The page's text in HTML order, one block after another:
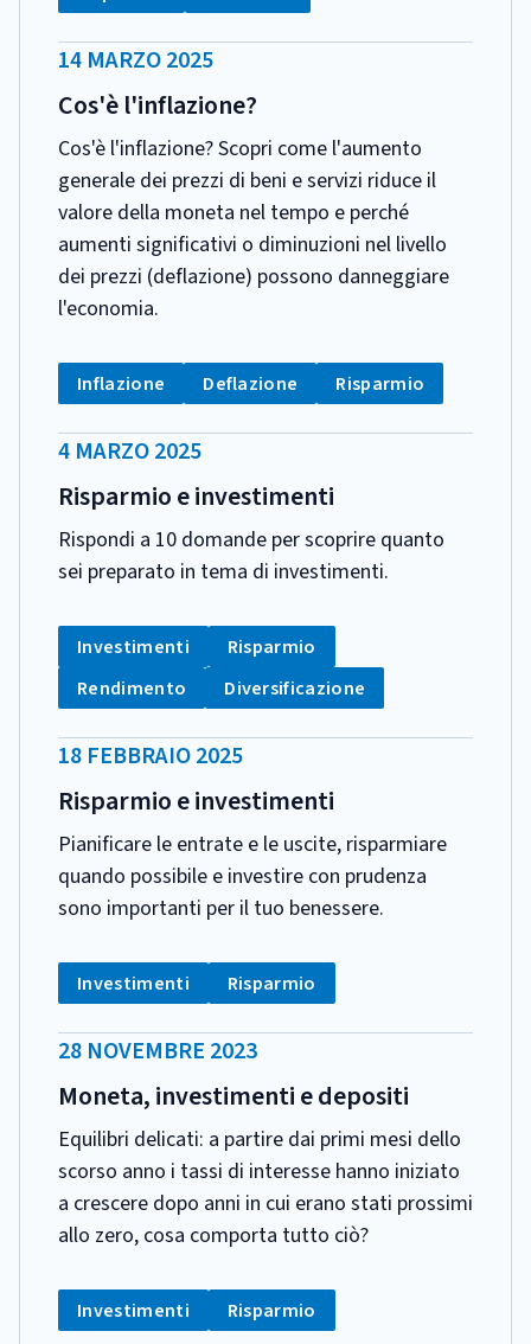
DATA
PUBBLICAZIONE:
14 MARZO 2025
Cos'è l'inflazione?
Cos'è l'inflazione? Scopri come l'aumento
generale dei prezzi di beni e servizi riduce il
valore della moneta nel tempo e perché
aumenti significativi o diminuzioni nel livello
dei prezzi (deflazione) possono danneggiare
l'economia.
CATEGORIA:
Tag:
Inflazione Tag:
Deflazione Tag:
Risparmio
DATA
PUBBLICAZIONE:
4 MARZO 2025
Risparmio e investimenti
Rispondi a 10 domande per scoprire quanto
sei preparato in tema di investimenti.
CATEGORIA:
Tag:
Investimenti Tag:
Risparmio
Tag:
Rendimento Tag:
Diversificazione
DATA
PUBBLICAZIONE:
18 FEBBRAIO 2025
Risparmio e investimenti
Pianificare le entrate e le uscite, risparmiare
quando possibile e investire con prudenza
sono importanti per il tuo benessere.
CATEGORIA:
Tag:
Investimenti Tag:
Risparmio
DATA
PUBBLICAZIONE:
28 NOVEMBRE 2023
Moneta, investimenti e depositi
Equilibri delicati: a partire dai primi mesi dello
scorso anno i tassi di interesse hanno iniziato
a crescere dopo anni in cui erano stati prossimi
allo zero, cosa comporta tutto ciò?
CATEGORIA:
Tag:
Investimenti Tag:
Risparmio